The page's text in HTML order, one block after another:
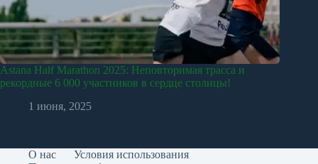
Astana Half Marathon 2025: Неповторимая трасса и
рекордные 6 000 участников в сердце столицы!
1 июня, 2025
О нас
Условия использования